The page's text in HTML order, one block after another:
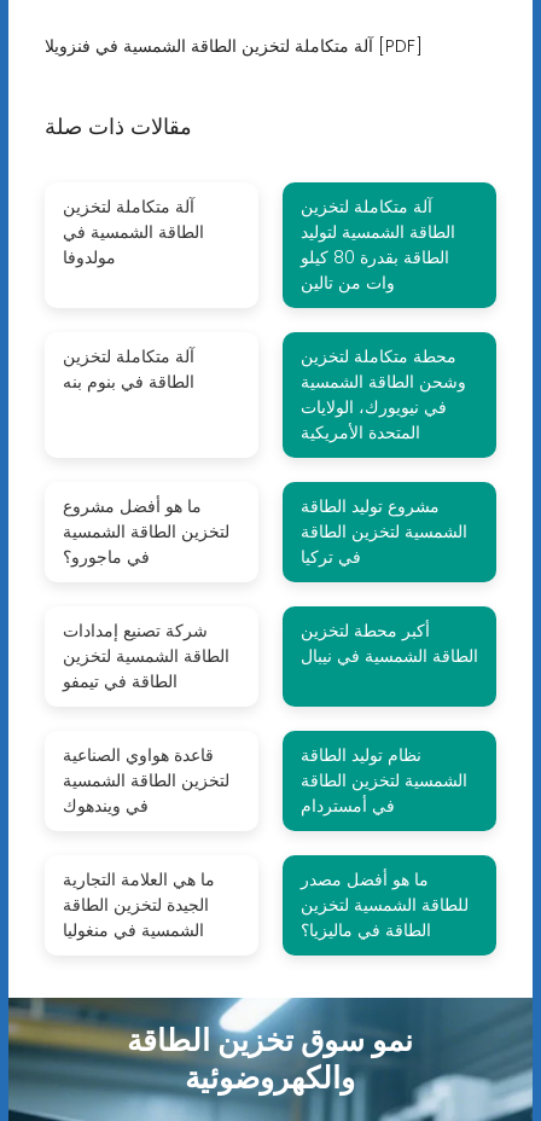
آلة متكاملة لتخزين الطاقة الشمسية في فنزويلا [PDF]
مقالات ذات صلة
آلة متكاملة لتخزين
الطاقة الشمسية في
مولدوفا
آلة متكاملة لتخزين
الطاقة الشمسية لتوليد
الطاقة بقدرة 80 كيلو
وات من تالين
آلة متكاملة لتخزين
الطاقة في بنوم بنه
محطة متكاملة لتخزين
وشحن الطاقة الشمسية
في نيويورك، الولايات
المتحدة الأمريكية
ما هو أفضل مشروع
لتخزين الطاقة الشمسية
في ماجورو؟
مشروع توليد الطاقة
الشمسية لتخزين الطاقة
في تركيا
شركة تصنيع إمدادات
الطاقة الشمسية لتخزين
الطاقة في تيمفو
أكبر محطة لتخزين
الطاقة الشمسية في نيبال
قاعدة هواوي الصناعية
لتخزين الطاقة الشمسية
في ويندهوك
نظام توليد الطاقة
الشمسية لتخزين الطاقة
في أمستردام
ما هي العلامة التجارية
الجيدة لتخزين الطاقة
الشمسية في منغوليا
ما هو أفضل مصدر
للطاقة الشمسية لتخزين
الطاقة في ماليزيا؟
نمو سوق تخزين الطاقة
والكهروضوئية